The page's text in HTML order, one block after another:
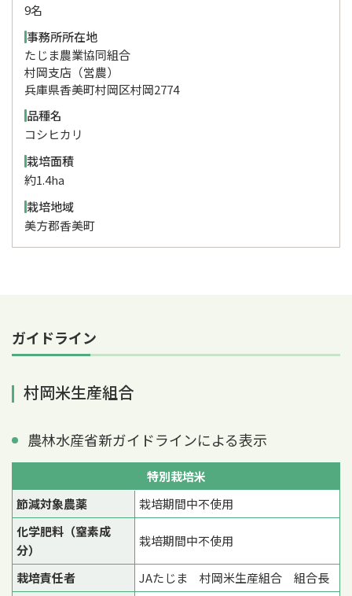
9名
事務所所在地
たじま農業協同組合
村岡支店（営農）
兵庫県香美町村岡区村岡2774
品種名
コシヒカリ
栽培面積
約1.4ha
栽培地域
美方郡香美町
ガイドライン
村岡米生産組合
農林水産省新ガイドラインによる表示
特別栽培米
節減対象農薬
栽培期間中不使用
化学肥料（窒素成
分）
栽培期間中不使用
栽培責任者 JAたじま 村岡米生産組合 組合長